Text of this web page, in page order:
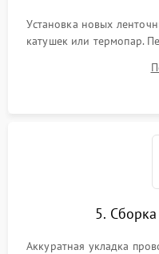
Установка новых
катушек или термопар.
дорожек. Очистка
5.
Аккуратная укладка